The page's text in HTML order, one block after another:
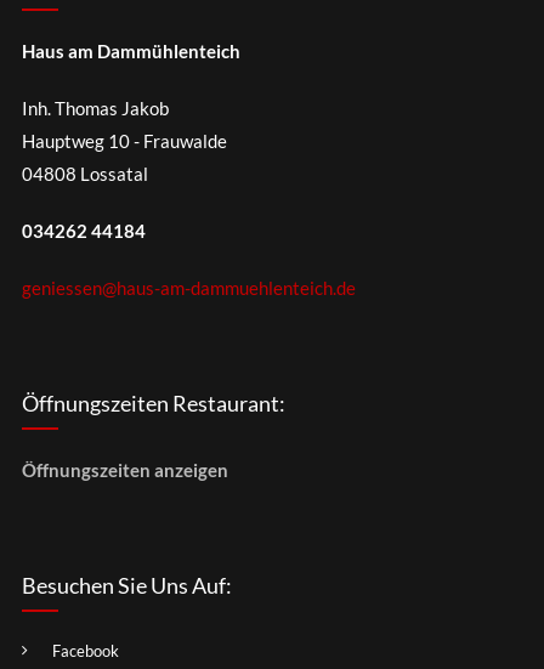
Haus am Dammühlenteich
Inh. Thomas Jakob
Hauptweg 10 - Frauwalde
04808 Lossatal
034262 44184
geniessen@haus-am-dammuehlenteich.de
Öffnungszeiten Restaurant:
Öffnungszeiten anzeigen
Besuchen Sie Uns Auf:
Facebook